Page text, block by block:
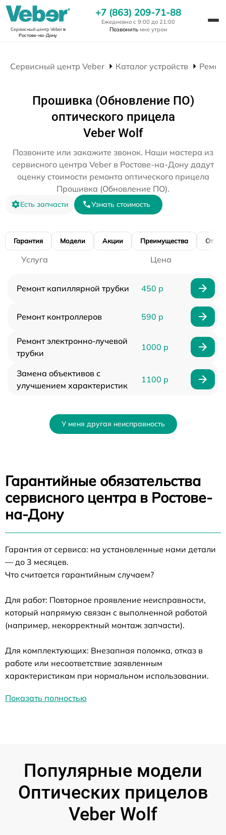
Сервисный центр Veberв
Ростове-на-Дону
+7 (863) 209-71-88
Ежедневно с 9:00 до 21:00
Позвонить мне утром
Сервисный центр Veber Каталог устройств
Прошивка (Обновление ПО)
оптического прицела
Veber Wolf
Позвоните или закажите звонок. Наши мастера из
сервисного центра Veber в Ростове-на-Дону дадут
оценку стоимости ремонта оптического прицела
Прошивка (Обновление ПО).
Есть запчасти Узнать стоимость
Гарантия Модели Акции Преимущества
Услуга Цена
Ремонт капиллярной трубки 450 р
Ремонт контроллеров 590 р
Ремонт электронно-лучевой
трубки
1000 р
Замена объективов с
улучшением характеристик
1100 р
У меня другая неисправность
Гарантийные обязательства
сервисного центра в Ростове-
на-Дону
Гарантия от сервиса: на установленные нами детали
— до 3 месяцев.
Что считается гарантийным случаем?
Для работ: Повторное проявление неисправности,
который напрямую связан с выполненной работой
(например, некорректный монтаж запчасти).
Для комплектующих: Внезапная поломка, отказ в
работе или несоответствие заявленным
характеристикам при нормальном использовании.
Показать полностью
Популярные модели
Оптических прицелов
Veber Wolf